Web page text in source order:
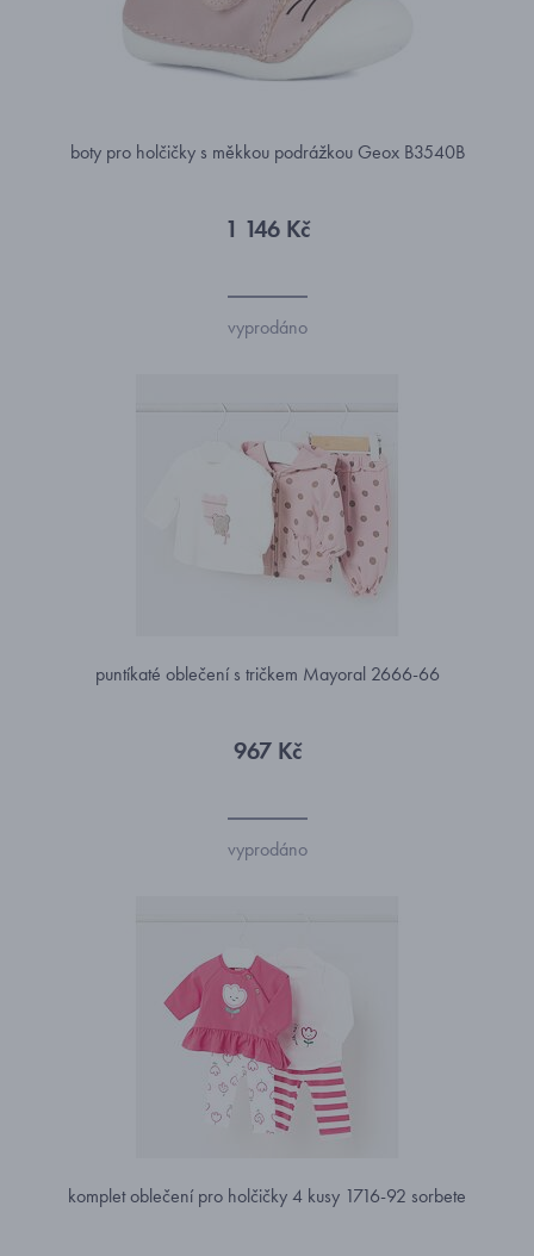
boty pro holčičky s měkkou podrážkou Geox B3540B
1 146 Kč
vyprodáno
puntíkaté oblečení s tričkem Mayoral 2666-66
967 Kč
vyprodáno
komplet oblečení pro holčičky 4 kusy 1716-92 sorbete